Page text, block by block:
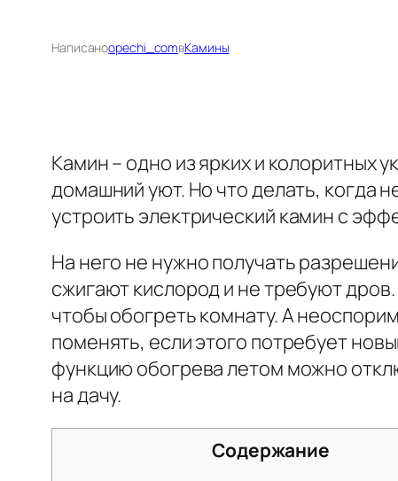
Написаноopechi_comвКамины
Камин – одно из ярких и
домашний уют. Но что делать, когда
устроить электрический камин с
На него не нужно получать
сжигают кислород и не требуют
чтобы обогреть комнату. А
поменять, если этого потребует
функцию обогрева летом можно
на дачу.
Содержание